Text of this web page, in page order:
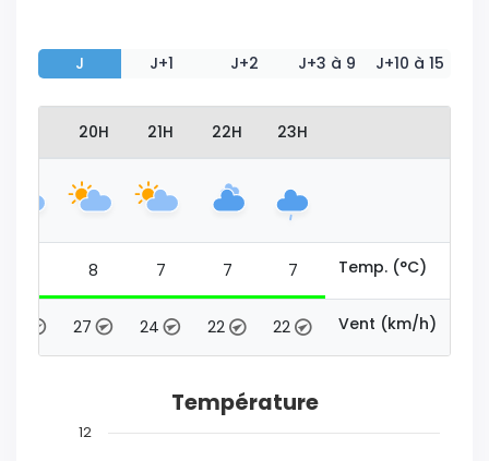
J J+1 J+2 J+3 à 9 J+10 à 15
20H 21H 22H 23H
8 7 7 7 Temp. (°C)
27 24 22 22 Vent (km/h)
Température
12